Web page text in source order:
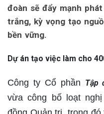
đoàn sẽ đẩy mạnh
trắng, kỳ vọng tạo
bền vững.
Dự án tạo việc làm cho
Công ty Cổ phần Tập
vừa công bố loạt